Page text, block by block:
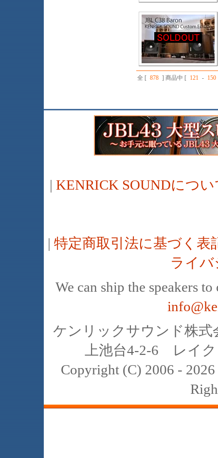
全 [ 878 ] 商品中 [ 121 - 150
| KENRICK SOUNDにつ
| 特定商取引法に基づく表
ライ
We can ship the speakers
ケンリックサウンド株
上池台4-2-6 レイ
Copyright (C) 2006 -